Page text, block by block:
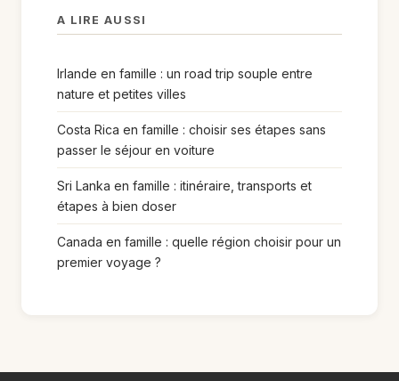
A LIRE AUSSI
Irlande en famille : un road trip souple entre
nature et petites villes
Costa Rica en famille : choisir ses étapes sans
passer le séjour en voiture
Sri Lanka en famille : itinéraire, transports et
étapes à bien doser
Canada en famille : quelle région choisir pour un
premier voyage ?